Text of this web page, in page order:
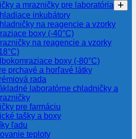
a mrazničky pre laboratória
inkubátory
na reagencie a vzorky
boxy (-40°C)
na reagencie a vzorky
boxy (-80°C)
prchavé a horľavé látky
rada
laboratórne chladničky a
pre farmáciu
tašky a boxy
ľadu
teploty